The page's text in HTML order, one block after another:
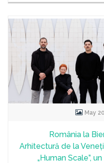
România la
Arhitectură de la
„Human Scale”,